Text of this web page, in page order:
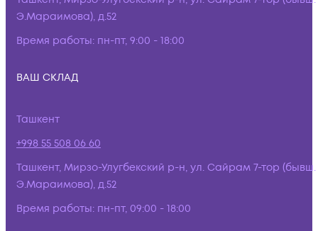
Э.Мараимова), д.52
Время работы: пн-пт, 9:00 - 18:00
ВАШ СКЛАД
Ташкент
+998 55 508 06 60
Ташкент, Мирзо-Улугбекский р-н, ул. Сайрам 7-тор (бывш.
Э.Мараимова), д.52
Время работы: пн-пт, 09:00 - 18:00